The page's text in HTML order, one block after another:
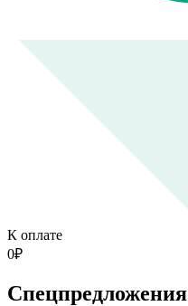
К оплате
0₽
Спецпредложения